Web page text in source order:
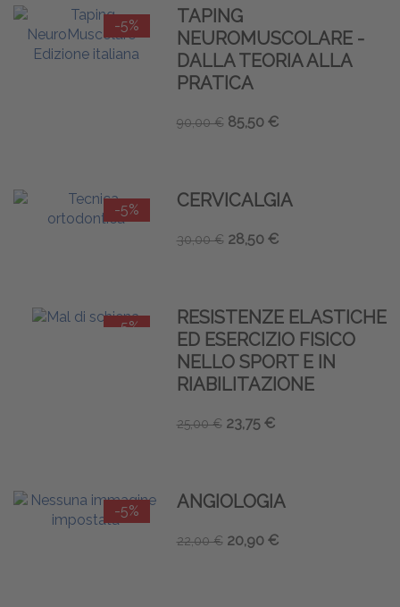
-5%
TAPING
NEUROMUSCOLARE -
DALLA TEORIA ALLA
PRATICA
90,00 € 85,50 €
-5% CERVICALGIA
30,00 € 28,50 €
-5%
RESISTENZE ELASTICHE
ED ESERCIZIO FISICO
NELLO SPORT E IN
RIABILITAZIONE
25,00 € 23,75 €
-5% ANGIOLOGIA
22,00 € 20,90 €